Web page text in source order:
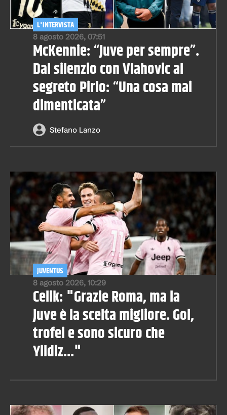
8 agosto 2026, 07:51
L'INTERVISTA
McKennie: “Juve per sempre”.
Dal silenzio con Vlahovic al
segreto Pirlo: “Una cosa mai
dimenticata”
Stefano Lanzo
8 agosto 2026, 10:29
JUVENTUS
Celik: "Grazie Roma, ma la
Juve è la scelta migliore. Gol,
trofei e sono sicuro che
Yildiz..."